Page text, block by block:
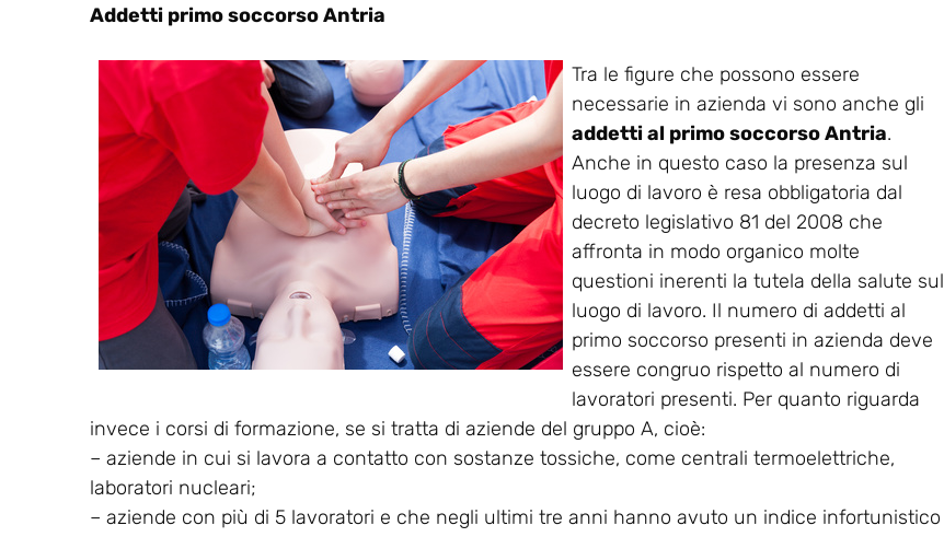
Addetti primo soccorso Antria
Tra le figure che possono essere
necessarie in azienda vi sono anche gli
addetti al primo soccorso Antria.
Anche in questo caso la presenza sul
luogo di lavoro è resa obbligatoria dal
decreto legislativo 81 del 2008 che
affronta in modo organico molte
questioni inerenti la tutela della salute sul
luogo di lavoro. Il numero di addetti al
primo soccorso presenti in azienda deve
essere congruo rispetto al numero di
lavoratori presenti. Per quanto riguarda
invece i corsi di formazione, se si tratta di aziende del gruppo A, cioè:
– aziende in cui si lavora a contatto con sostanze tossiche, come centrali termoelettriche,
laboratori nucleari;
– aziende con più di 5 lavoratori e che negli ultimi tre anni hanno avuto un indice infortunistico